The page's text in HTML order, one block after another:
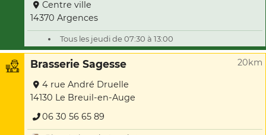
Centre ville
14370 Argences
Tous les jeudi de 07:30 à 13:00
Brasserie Sagesse 20km
4 rue André Druelle
14130 Le Breuil-en-Auge
06 30 56 65 89